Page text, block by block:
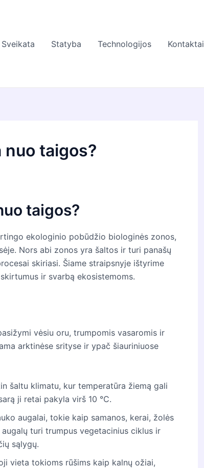
Sveikata Statyba Technologijos Kontaktai
taigos?
taigos?
ekologinio pobūdžio biologinės zonos,
Nors abi zonos yra šaltos ir turi panašų
skiriasi. Šiame straipsnyje ištyrime
ir svarbą ekosistemoms.
vėsiu oru, trumpomis vasaromis ir
arktinėse srityse ir ypač šiauriniuose
šaltu klimatu, kur temperatūra žiemą gali
ji retai pakyla virš 10 °C.
augalai, tokie kaip samanos, kerai, žolės
turi trumpus vegetacinius ciklus ir
sąlygų.
vieta tokioms rūšims kaip kalnų ožiai,